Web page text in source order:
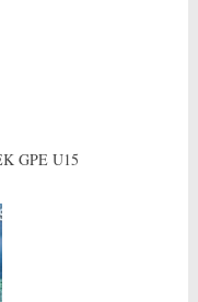
GPE U15